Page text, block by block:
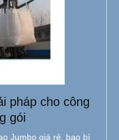
pháp cho công
gói
Jumbo giá rẻ, bao bì